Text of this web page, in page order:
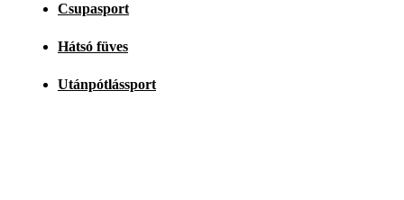
Csupasport
Hátsó füves
Utánpótlássport